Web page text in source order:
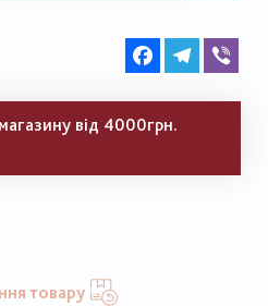
FacebookTelegram
від 4000грн.
товару